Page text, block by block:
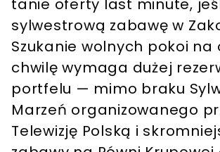
tanie oferty last minute,
sylwestrową zabawę w
Szukanie wolnych pokoi
chwilę wymaga dużej
portfelu — mimo braku
Marzeń organizowanego
Telewizję Polską i